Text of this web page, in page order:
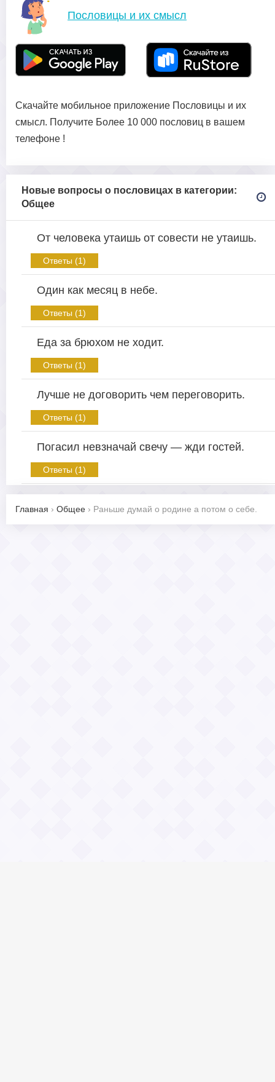
Пословицы и их смысл
Скачайте мобильное приложение Пословицы и их
смысл. Получите Более 10 000 пословиц в вашем
телефоне !
Новые вопросы о пословицах в категории:
Общее
От человека утаишь от совести не утаишь.
Ответы (1)
Один как месяц в небе.
Ответы (1)
Еда за брюхом не ходит.
Ответы (1)
Лучше не договорить чем переговорить.
Ответы (1)
Погасил невзначай свечу — жди гостей.
Ответы (1)
Главная › Общее › Раньше думай о родине а потом о себе.